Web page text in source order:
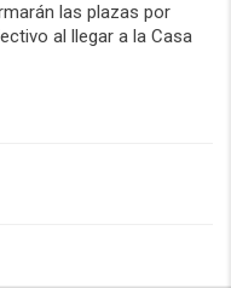
las plazas por
al llegar a la Casa